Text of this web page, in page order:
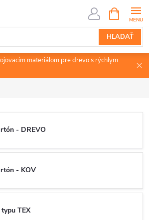
HĽADAŤ
KOŠÍK
materiálom pre drevo s rýchlym
- DREVO
- KOV
TEX